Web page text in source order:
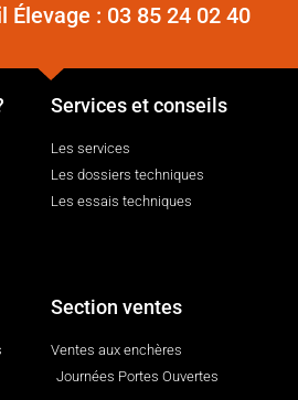
Élevage : 03 85 24 02 40
Services et conseils
Les services
Les dossiers techniques
Les essais techniques
Section ventes
Ventes aux enchères
Journées Portes Ouvertes